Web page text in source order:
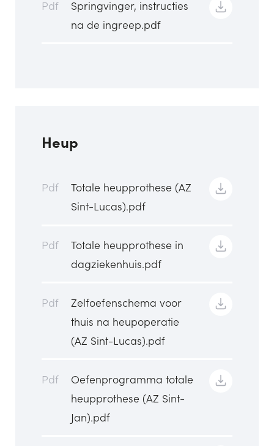
Pdf
Springvinger, instructies
na de ingreep.pdf
Heup
Pdf
Totale heupprothese (AZ
Sint-Lucas).pdf
Pdf
Totale heupprothese in
dagziekenhuis.pdf
Pdf
Zelfoefenschema voor
thuis na heupoperatie
(AZ Sint-Lucas).pdf
Pdf
Oefenprogramma totale
heupprothese (AZ Sint-
Jan).pdf